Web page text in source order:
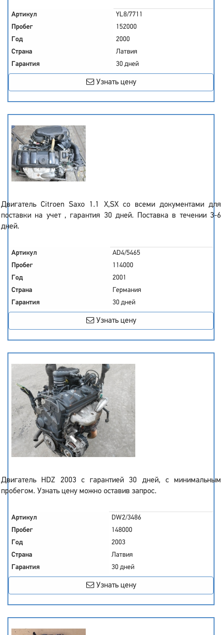
Артикул
YL8/7711
Пробег
152000
Год
2000
Страна
Латвия
Гарантия
30 дней
Узнать цену
Двигатель Citroen Saxo 1.1 X,SX со всеми документами для
поставки на учет , гарантия 30 дней. Поставка в течении 3-6
дней.
Артикул
AD4/5465
Пробег
114000
Год
2001
Страна
Германия
Гарантия
30 дней
Узнать цену
Двигатель HDZ 2003 с гарантией 30 дней, с минимальным
пробегом. Узнать цену можно оставив запрос.
Артикул
DW2/3486
Пробег
148000
Год
2003
Страна
Латвия
Гарантия
30 дней
Узнать цену